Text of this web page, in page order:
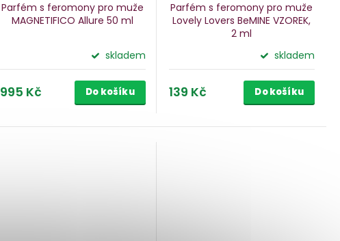
Parfém s feromony pro muže
MAGNETIFICO Allure50 ml
skladem
995 Kč Do košíku
Parfém s feromony pro muže
Lovely Lovers BeMINEVZOREK,
2 ml
skladem
139 Kč Do košíku